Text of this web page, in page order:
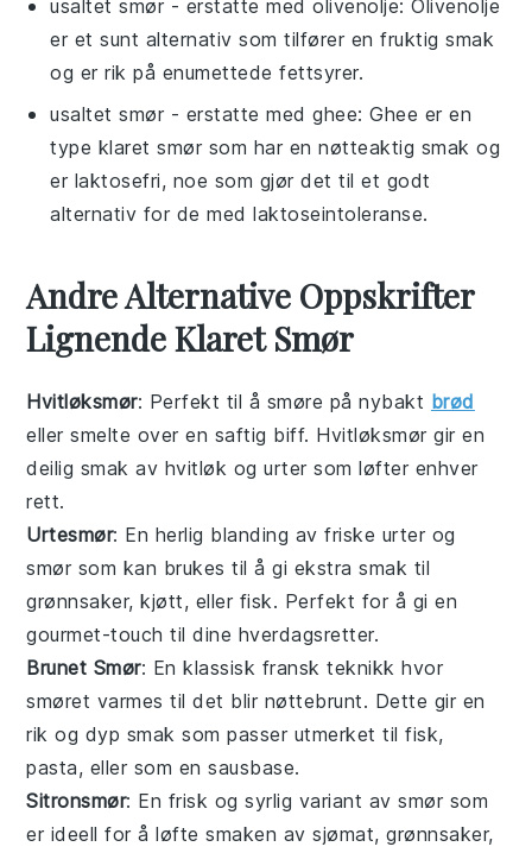
usaltet smør - erstatte medolivenolje: Olivenolje
er et sunt alternativ som tilfører en fruktig smak
og er rik på enumettede fettsyrer.
usaltet smør - erstatte medghee: Ghee er en
type klaret smør som har en nøtteaktig smak og
er laktosefri, noe som gjør det til et godt
alternativ for de med laktoseintoleranse.
Andre Alternative Oppskrifter
Lignende Klaret Smør
Hvitløksmør: Perfekt til å smøre på nybakt brød
eller smelte over en saftig biff. Hvitløksmør gir en
deilig smak av hvitløk ogurter som løfter enhver
rett.
Urtesmør: En herlig blanding avfriske urter og
smør som kan brukes til å gi ekstra smak til
grønnsaker,kjøtt, eller fisk. Perfekt for å gi en
gourmet-touch til dine hverdagsretter.
Brunet Smør: En klassisk fransk teknikk hvor
smøret varmes til det blir nøttebrunt. Dette gir en
rik og dyp smak som passer utmerket tilfisk,
pasta, eller som en sausbase.
Sitronsmør: En frisk og syrlig variant av smør som
er ideell for å løfte smaken avsjømat,grønnsaker,